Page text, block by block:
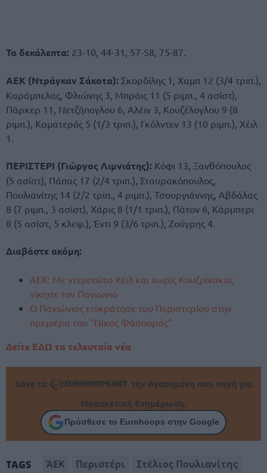
Τα δεκάλεπτα: 23-10, 44-31, 57-58, 75-87.
ΑΕΚ (Ντράγκαν Σάκοτα): Σκορδίλης 1, Χαμπ 12 (3/4 τριπ.),
Καράμπελας, Φλιώνης 3, Μπράις 11 (5 ριμπ., 4 ασίστ),
Πάρκερ 11, Νετζήπογλου 6, Αλέιν 3, Κουζέλογλου 9 (8
ριμπ.), Καματερός 5 (1/3 τριπ.), Γκόλντεν 13 (10 ριμπ.), Χέιλ
1.
ΠΕΡΙΣΤΕΡΙ (Γιώργος Λιμνιάτης): Κόφι 13, Ξανθόπουλος
(5 ασίστ), Πάπας 17 (2/4 τριπ.), Σταυρακόπουλος,
Πουλιανίτης 14 (2/2 τριπ., 4 ριμπ.), Τσουργιάννης, Αβδάλας
8 (7 ριμπ., 3 ασίστ), Χάρις 8 (1/1 τριπ.), Πάτον 6, Κάρμπερι
8 (5 ασίστ, 5 κλεψ.), Έντι 9 (3/6 τριπ.), Ζούγρης 4.
Διαβάστε ακόμη:
ΑΕΚ: Με ντεμπούτο Χέιλ και χωρίς Κουζμίνσκας
νίκησε τον Πανιώνιο
Ο Πανιώνιος επικράτησε του Περιστερίου στην
πρεμιέρα του “Νίκος Φάσουρας”
Δείτε ΕΔΩ τα τελευταία νέα
Κάνε το
την Αγαπημένη σου πηγή για
Μπασκετική Ενημέρωση.
Πρόσθεσε το Eurohoops στην Google
TAGS ΆΕΚ Περιστέρι Στέλιος Πουλιανίτης